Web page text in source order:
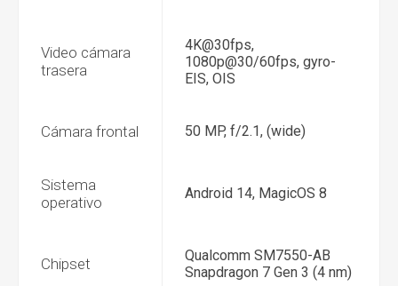
Video cámara
trasera
4K@30fps,
1080p@30/60fps, gyro-
EIS, OIS
Cámara frontal 50 MP, f/2.1, (wide)
Sistema
operativo
Android 14, MagicOS 8
Chipset
Qualcomm SM7550-AB
Snapdragon 7 Gen 3 (4 nm)